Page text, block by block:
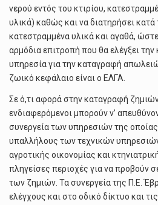
νερού εντός του κτιρίου,
υλικά) καθώς και να διατηρήσει κατά
κατεστραμμένα υλικά και αγαθά,
αρμόδια επιτροπή που θα ελέγξει την
υπηρεσία για την καταγραφή
ζωικό κεφάλαιο είναι ο ΕΛΓΑ.
Σε ό,τι αφορά στην καταγραφή ζημιών
ενδιαφερόμενοι μπορούν ν’
συνεργεία των υπηρεσιών της
υπαλλήλους των τεχνικών
αγροτικής οικονομίας και
πληγείσες περιοχές για να προβούν
των ζημιών. Τα συνεργεία της Π.Ε.
ελέγχους και στο οδικό δίκτυο και